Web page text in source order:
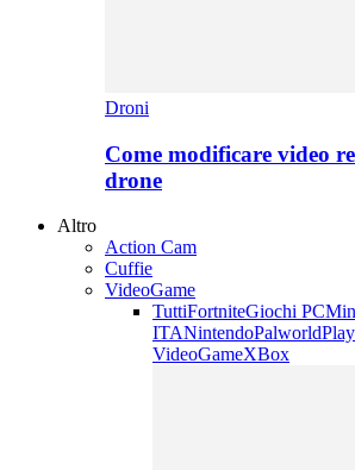
Droni
Come modificare video
drone
Altro
Action Cam
Cuffie
VideoGame
TuttiFortniteGiochi PC
ITANintendoPalworld
VideoGameXBox